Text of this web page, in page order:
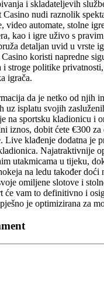
i skladateljevih
nudi raznolik
video automate, stolne
kao i igre uživo s
detaljan uvid u vrste
koristi napredne
i stroge politike
igrača.
da je netko od njih
uz isplatu svojih
na sportsku kladionicu i
iznos, dobit ćete €300 za
Live klađenje dodatna je
Najatraktivnije
utakmicama u tijeku,
na ledu također doći
omiljene slotove i
će vam to definitivno i
je optimizirana za